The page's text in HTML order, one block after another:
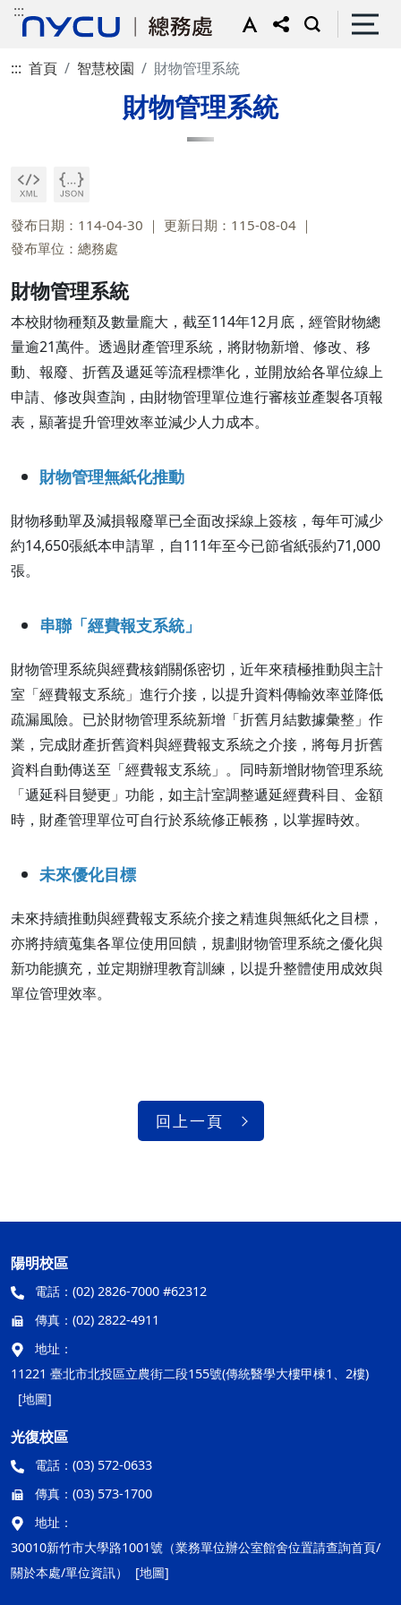
:::
::: 首頁 智慧校園 財物管理系統
財物管理系統
發布日期：114-04-30
更新日期：115-08-04
發布單位：總務處
財物管理系統
本校財物種類及數量龐大，截至114年12月底，經管財物總
量逾21萬件。透過財產管理系統，將財物新增、修改、移
動、報廢、折舊及遞延等流程標準化，並開放給各單位線上
申請、修改與查詢，由財物管理單位進行審核並產製各項報
表，顯著提升管理效率並減少人力成本。
財物管理無紙化推動
財物移動單及減損報廢單已全面改採線上簽核，每年可減少
約14,650張紙本申請單，自111年至今已節省紙張約71,000
張。
串聯「經費報支系統」
財物管理系統與經費核銷關係密切，近年來積極推動與主計
室「經費報支系統」進行介接，以提升資料傳輸效率並降低
疏漏風險。已於財物管理系統新增「折舊月結數據彙整」作
業，完成財產折舊資料與經費報支系統之介接，將每月折舊
資料自動傳送至「經費報支系統」。同時新增財物管理系統
「遞延科目變更」功能，如主計室調整遞延經費科目、金額
時，財產管理單位可自行於系統修正帳務，以掌握時效。
未來優化目標
未來持續推動與經費報支系統介接之精進與無紙化之目標，
亦將持續蒐集各單位使用回饋，規劃財物管理系統之優化與
新功能擴充，並定期辦理教育訓練，以提升整體使用成效與
單位管理效率。
回上一頁
陽明校區
電話： (02) 2826-7000 #62312
傳真： (02) 2822-4911
地址：
11221 臺北市北投區立農街二段155號(傳統醫學大樓甲棟1、2樓)
[地圖]
光復校區
電話： (03) 572-0633
傳真： (03) 573-1700
地址：
30010新竹市大學路1001號（業務單位辦公室館舍位置請查詢首頁/
關於本處/單位資訊）
[地圖]